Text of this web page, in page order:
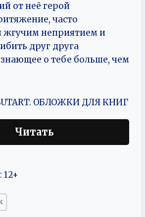
от неё герой
часто
жгучим неприятием и
друг друга
о тебе больше, чем
ОБЛОЖКИ ДЛЯ КНИГ
Читать